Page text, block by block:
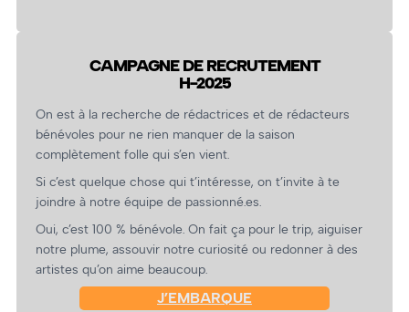
CAMPAGNE DE RECRUTEMENT
H-2025
On est à la recherche de rédactrices et de rédacteurs
bénévoles pour ne rien manquer de la saison
complètement folle qui s’en vient.
Si c’est quelque chose qui t’intéresse, on t’invite à te
joindre à notre équipe de passionné.es.
Oui, c’est 100 % bénévole. On fait ça pour le trip, aiguiser
notre plume, assouvir notre curiosité ou redonner à des
artistes qu’on aime beaucoup.
J’EMBARQUE